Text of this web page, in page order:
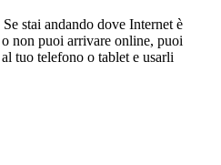
stai andando dove Internet è
non puoi arrivare online, puoi
tuo telefono o tablet e usarli